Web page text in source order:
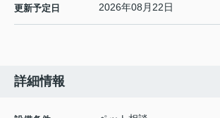
更新予定日 2026年08月22日
詳細情報